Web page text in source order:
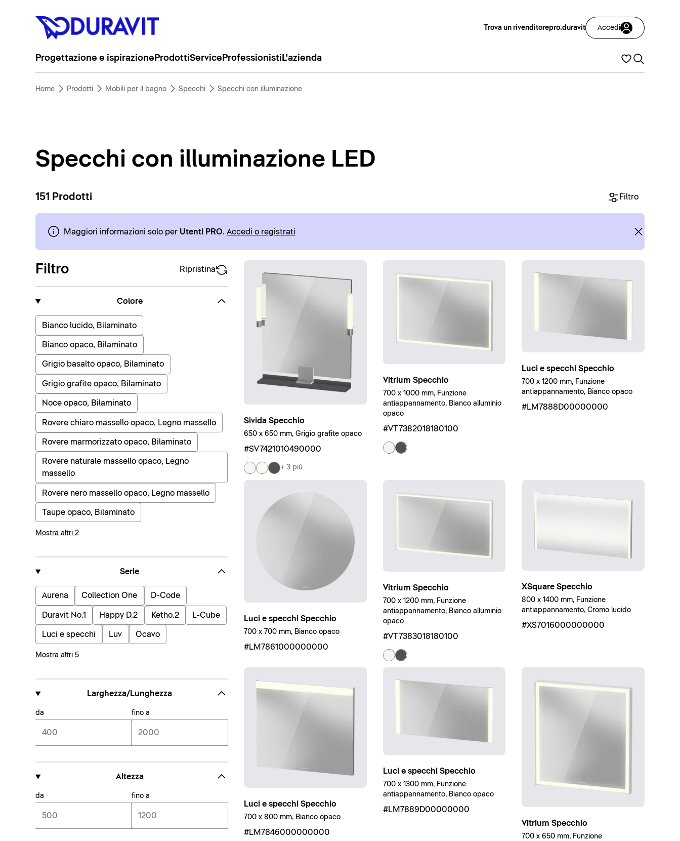
Trova un rivenditorepro.duravit Accedi
Progettazione e ispirazione ProdottiService Professionisti L'azienda
Home Prodotti Mobili per il bagno Specchi Specchi con illuminazione
Specchi con illuminazione LED
151 Prodotti Filtro
Maggiori informazioni solo per Utenti PRO. Accedi o registrati
Filtro Ripristina
Colore
Bianco lucido, Bilaminato
Bianco opaco, Bilaminato
Grigio basalto opaco, Bilaminato
Grigio grafite opaco, Bilaminato
Noce opaco, Bilaminato
Rovere chiaro massello opaco, Legno massello
Rovere marmorizzato opaco, Bilaminato
Rovere naturale massello opaco, Legno
massello
Rovere nero massello opaco, Legno massello
Taupe opaco, Bilaminato
Mostra altri 2
Serie
Aurena Collection One D-Code
Duravit No.1 Happy D.2 Ketho.2 L-Cube
Luci e specchi Luv Ocavo
Mostra altri 5
Larghezza/Lunghezza
da fino a
Altezza
da fino a
Sivida Specchio
650 x 650 mm, Grigio grafite opaco
#SV7421010490000
+ 3 più
Vitrium Specchio
700 x 1000 mm, Funzione
antiappannamento, Bianco alluminio
opaco
#VT7382018180100
Luci e specchi Specchio
700 x 1200 mm, Funzione
antiappannamento, Bianco opaco
#LM7888D00000000
Luci e specchi Specchio
700 x 700 mm, Bianco opaco
#LM7861000000000
Vitrium Specchio
700 x 1200 mm, Funzione
antiappannamento, Bianco alluminio
opaco
#VT7383018180100
XSquare Specchio
800 x 1400 mm, Funzione
antiappannamento, Cromo lucido
#XS7016000000000
Luci e specchi Specchio
700 x 800 mm, Bianco opaco
#LM7846000000000
Luci e specchi Specchio
700 x 1300 mm, Funzione
antiappannamento, Bianco opaco
#LM7889D00000000
Vitrium Specchio
700 x 650 mm, Funzione